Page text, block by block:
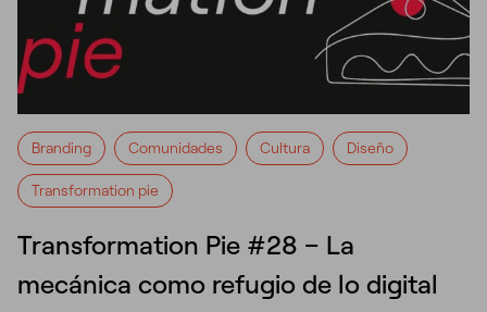
Branding Comunidades Cultura Diseño
Transformation pie
Transformation Pie #28 – La
mecánica como refugio de lo digital